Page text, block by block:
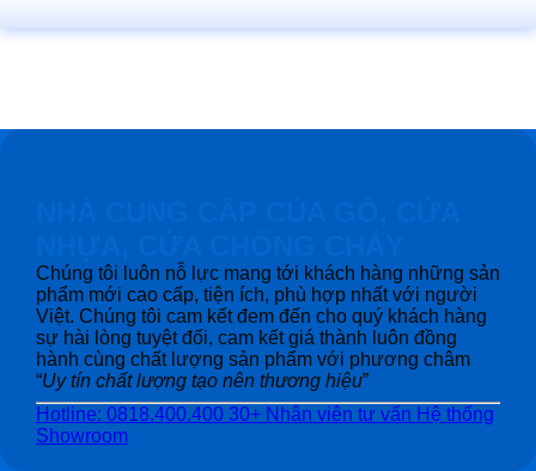
Chúng tôi luôn nỗ lực mang tới khách hàng những sản
phẩm mới cao cấp, tiện ích, phù hợp nhất với người
Việt. Chúng tôi cam kết đem đến cho quý khách hàng
sự hài lòng tuyệt đối, cam kết giá thành luôn đồng
hành cùng chất lượng sản phẩm với phương châm
“Uy tín chất lượng tạo nên thương hiệu”
Hotline: 0818.400.400 30+ Nhân viên tư vấn Hệ thống
Showroom